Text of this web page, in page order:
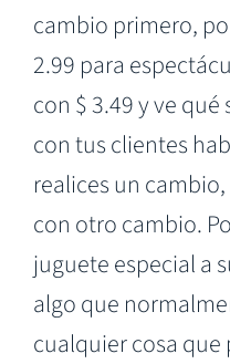
cambio primero,
2.99 para
con $ 3.49 y ve
con tus clientes
realices un
con otro cambio.
juguete especial a
algo que
cualquier cosa que